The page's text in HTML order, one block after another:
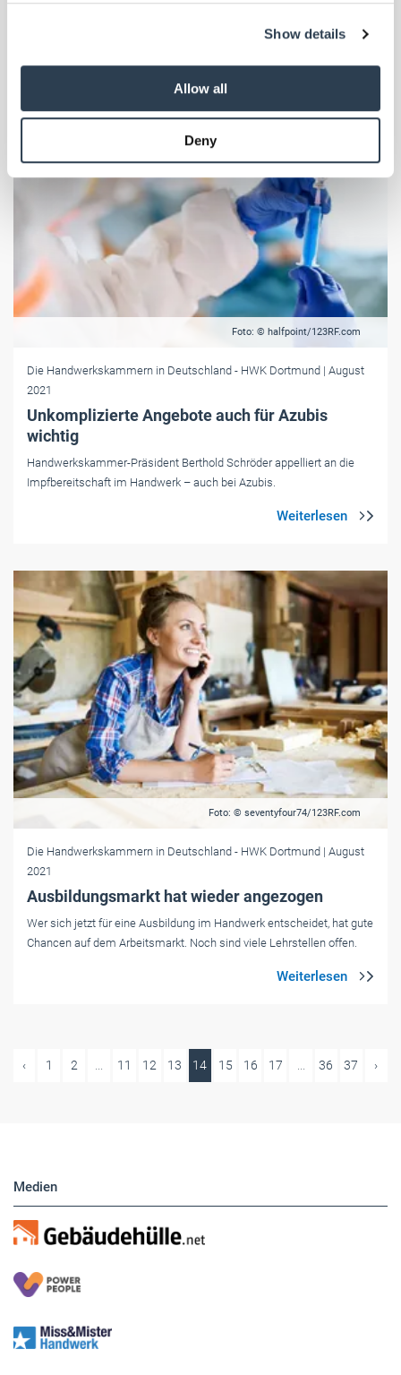
provide social media features and to analyse our traffic.
provided to them or that they’ve collected from your use
Weitere Informationen:Impressum Datenschutz
Show details
Allow all
Deny
Foto: © halfpoint/123RF.com
Die Handwerkskammern in Deutschland - HWK Dortmund | August
2021
Unkomplizierte Angebote auch für Azubis
wichtig
Handwerkskammer-Präsident Berthold Schröder appelliert an die
Impfbereitschaft im Handwerk – auch bei Azubis.
Foto: © seventyfour74/123RF.com
Die Handwerkskammern in Deutschland - HWK Dortmund | August
2021
Ausbildungsmarkt hat wieder angezogen
Wer sich jetzt für eine Ausbildung im Handwerk entscheidet, hat gute
Chancen auf dem Arbeitsmarkt. Noch sind viele Lehrstellen offen.
‹ 1 2 ... 11 12 13 14 15 16 17 ... 36 37 ›
Medien